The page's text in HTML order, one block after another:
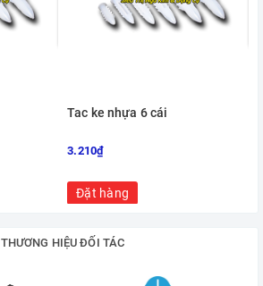
Tac ke nhựa 6 cái
3.210₫
Đặt hàng
THƯƠNG HIỆU ĐỐI TÁC